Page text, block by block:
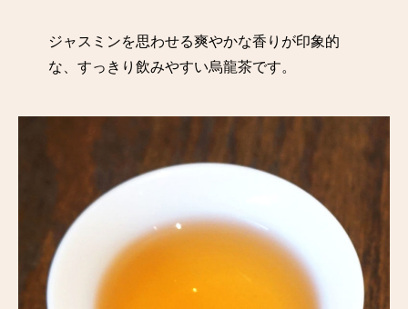
ジャスミンを思わせる爽やかな香りが印象的
な、すっきり飲みやすい烏龍茶です。